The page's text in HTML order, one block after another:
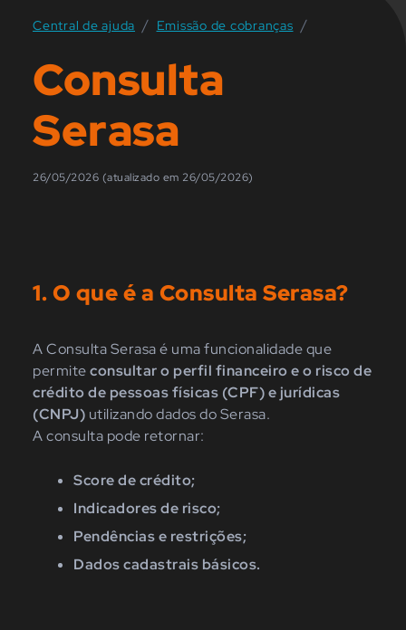
Central de ajuda / Emissão de cobranças /
Consulta
Serasa
26/05/2026 (atualizado em 26/05/2026)
1. O que é a Consulta Serasa?
A Consulta Serasaé uma funcionalidade que
permiteconsultar o perfil financeiro e o risco de
crédito de pessoas físicas (CPF) e jurídicas
(CNPJ) utilizando dados do Serasa.
A consulta pode retornar:
Score de crédito;
Indicadores de risco;
Pendências e restrições;
Dados cadastrais básicos.